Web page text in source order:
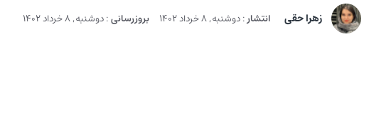
زهرا حقی انتشار:دوشنبه, 8 خرداد 1402 بروزرسانی:دوشنبه, 8 خرداد 1402